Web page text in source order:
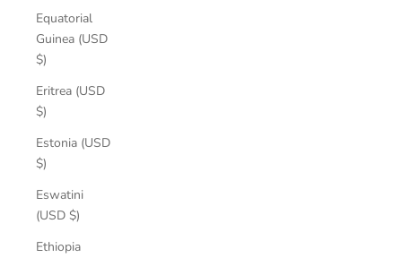
Equatorial
Guinea (USD
$)
Eritrea (USD
$)
Estonia (USD
$)
Eswatini
(USD $)
Ethiopia